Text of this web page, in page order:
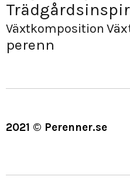
Växtkomposition
perenn
2021 © Perenner.se